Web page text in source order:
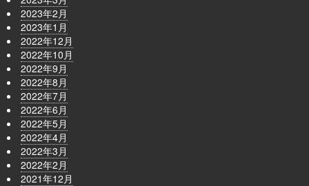
2023年2月
2023年1月
2022年12月
2022年10月
2022年9月
2022年8月
2022年7月
2022年6月
2022年5月
2022年4月
2022年3月
2022年2月
2021年12月